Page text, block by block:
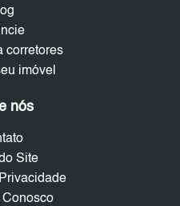
corretores
imóvel
nós
Site